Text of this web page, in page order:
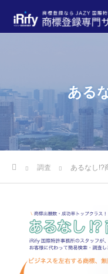
ある
調査 あるなし!?